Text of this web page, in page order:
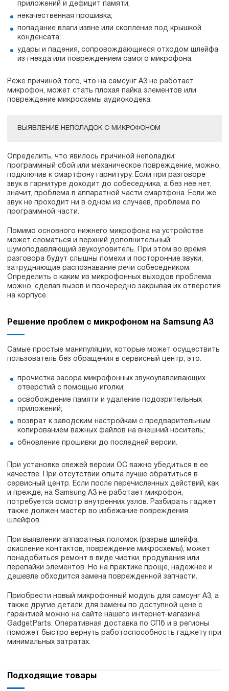
приложений и дефицит памяти;
некачественная прошивка;
попадание влаги извне или скопление под крышкой
конденсата;
удары и падения, сопровождающиеся отходом шлейфа
из гнезда или повреждением самого микрофона.
Реже причиной того, что на самсунг А3 не работает
микрофон, может стать плохая пайка элементов или
повреждение микросхемы аудиокодека.
ВЫЯВЛЕНИЕ НЕПОЛАДОК С МИКРОФОНОМ
Определить, что явилось причиной неполадки:
программный сбой или механическое повреждение, можно,
подключив к смартфону гарнитуру. Если при разговоре
звук в гарнитуре доходит до собеседника, а без нее нет,
значит, проблема в аппаратной части смартфона. Если же
звук не проходит ни в одном из случаев, проблема по
программной части.
Помимо основного нижнего микрофона на устройстве
может сломаться и верхний дополнительный
шумоподавляющий звукоуловитель. При этом во время
разговора будут слышны помехи и посторонние звуки,
затрудняющие распознавание речи собеседником.
Определить с каким из микрофонных выходов проблема
можно, сделав вызов и поочередно закрывая их отверстия
на корпусе.
Решение проблем с микрофоном на Samsung A3
Самые простые манипуляции, которые может осуществить
пользователь без обращения в сервисный центр, это:
прочистка засора микрофонных звукоулавливающих
отверстий с помощью иголки;
освобождение памяти и удаление подозрительных
приложений;
возврат к заводским настройкам c предварительным
копированием важных файлов на внешний носитель;
обновление прошивки до последней версии.
При установке свежей версии ОС важно убедиться в ее
качестве. При отсутствии опыта лучше обратиться в
сервисный центр. Если после перечисленных действий, как
и прежде, на Samsung A3 не работает микрофон,
потребуется осмотр внутренних узлов. Разбирать гаджет
также должен мастер во избежание повреждения
шлейфов.
При выявлении аппаратных поломок (разрыв шлейфа,
окисление контактов, повреждение микросхемы), может
понадобиться ремонт в виде чистки, продувания или
перепайки элементов. Но на практике проще, надежнее и
дешевле обходится замена поврежденной запчасти.
Приобрести новый микрофонный модуль для самсунг А3, а
также другие детали для замены по доступной цене с
гарантией можно на сайте нашего интернет-магазина
GadgetParts. Оперативная доставка по СПб и в регионы
поможет быстро вернуть работоспособность гаджету при
минимальных затратах.
Подходящие товары